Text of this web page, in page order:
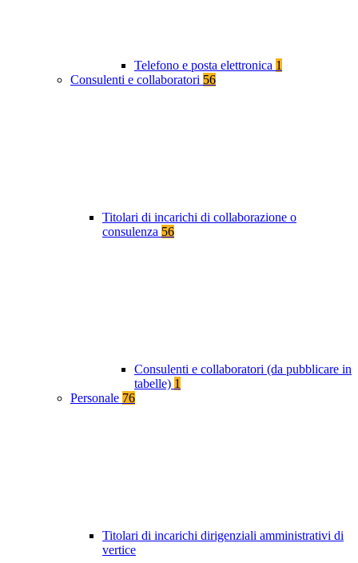
Telefono e posta elettronica 1
Consulenti e collaboratori 56
Titolari di incarichi di collaborazione o
consulenza 56
Consulenti e collaboratori (da pubblicare in
tabelle) 1
Personale 76
Titolari di incarichi dirigenziali amministrativi di
vertice